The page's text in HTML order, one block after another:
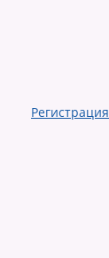
Регистрация